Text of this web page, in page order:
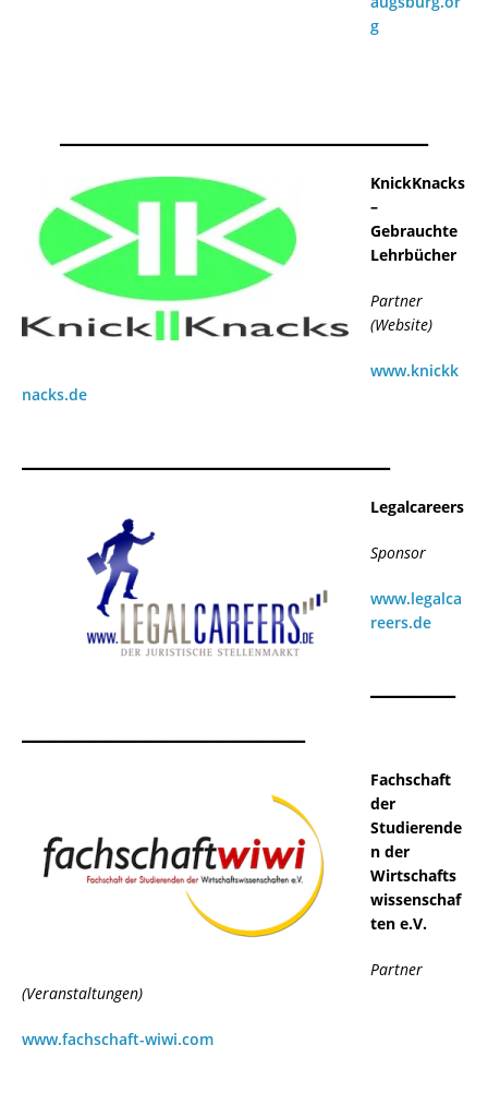
g
KnickKnacks
–
Gebrauchte
Lehrbücher
Partner
(Website)
www.knickk
nacks.de
Legalcareers
Sponsor
www.legalca
reers.de
Fachschaft
der
Studierende
n der
Wirtschafts
wissenschaf
ten e.V.
Partner
(Veranstaltungen)
www.fachschaft-wiwi.com